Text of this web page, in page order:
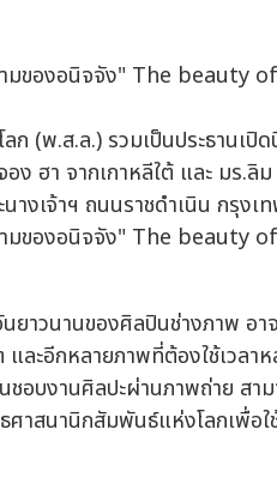
(พ.ส.ล.) รวมเป็นประธานเปิ
ฮา จากเกาหลีใต้ และ มร.ลิ
งเจ้าฯ ถนนราชดำเนิน กรุงเ
าวนานของศิลปินช่างภาพ อา
ละอีกหลายภาพที่ต้องใช้เวลาห
ชอบงานศิลปะผ่านภาพถ่าย สา
ศาสนานิกสัมพันธ์แห่งโลกเพื่อ